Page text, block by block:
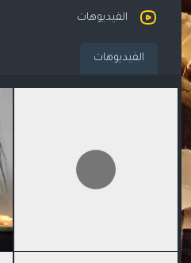
الفيديوهات
الفيديوهات